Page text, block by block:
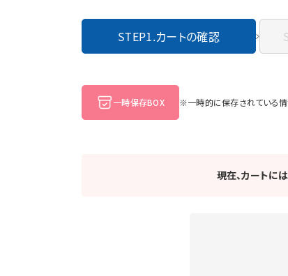
STEP1.カートの確認
一時保存BOX ※一時的に保存されている情
現在、カートに